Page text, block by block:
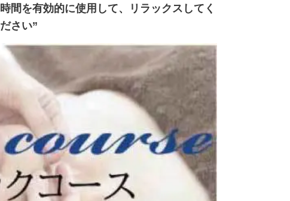
時間を有効的に使用して、リラックスしてく
ださい”